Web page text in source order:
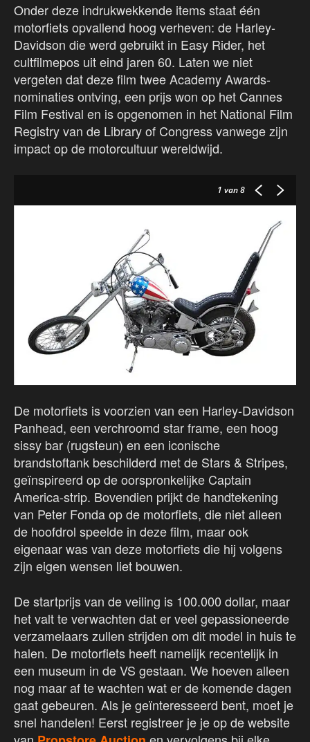
Onder deze indrukwekkende items staat één
motorfiets opvallend hoog verheven: de Harley-
Davidson die werd gebruikt in Easy Rider, het
cultfilmepos uit eind jaren 60. Laten we niet
vergeten dat deze film twee Academy Awards-
nominaties ontving, een prijs won op het Cannes
Film Festival en is opgenomen in het National Film
Registry van de Library of Congress vanwege zijn
impact op de motorcultuur wereldwijd.
1 van 8
De motorfiets is voorzien van een Harley-Davidson
Panhead, een verchroomd star frame, een hoog
sissy bar (rugsteun) en een iconische
brandstoftank beschilderd met de Stars & Stripes,
geïnspireerd op de oorspronkelijke Captain
America-strip. Bovendien prijkt de handtekening
van Peter Fonda op de motorfiets, die niet alleen
de hoofdrol speelde in deze film, maar ook
eigenaar was van deze motorfiets die hij volgens
zijn eigen wensen liet bouwen.
De startprijs van de veiling is 100.000 dollar, maar
het valt te verwachten dat er veel gepassioneerde
verzamelaars zullen strijden om dit model in huis te
halen. De motorfiets heeft namelijk recentelijk in
een museum in de VS gestaan. We hoeven alleen
nog maar af te wachten wat er de komende dagen
gaat gebeuren. Als je geïnteresseerd bent, moet je
snel handelen! Eerst registreer je je op de website